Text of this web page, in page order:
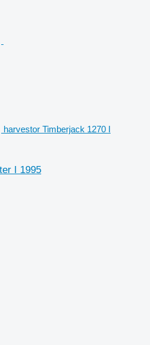
harvestor Timberjack 1270 I
I 1995